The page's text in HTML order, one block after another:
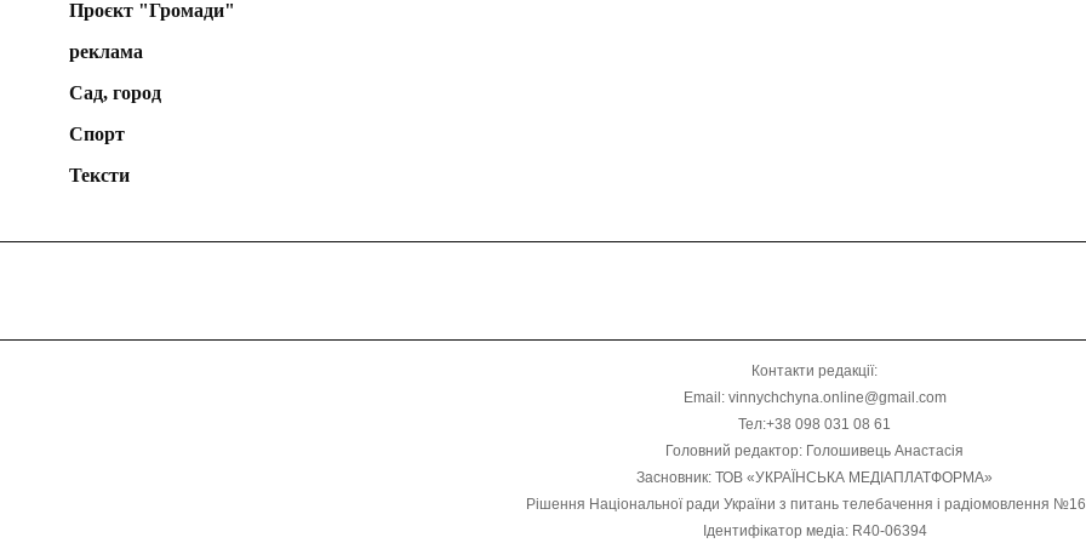
Проєкт "Громади"
реклама
Сад, город
Спорт
Тексти
Контакти редакції:
Email: vinnychchyna.online@gmail.com
Тел:+38 098 031 08 61
Головний редактор: Голошивець Анастасія
Засновник: ТОВ «УКРАЇНСЬКА МЕДІАПЛАТФОРМА»
Рішення Національної ради України з питань телебачення і радіомовлення
Ідентифікатор медіа: R40-06394